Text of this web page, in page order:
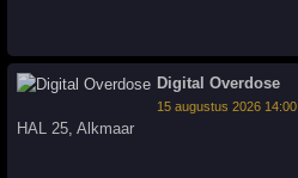
Digital Overdose
15 augustus 2026 14:00
HAL 25 ,Alkmaar